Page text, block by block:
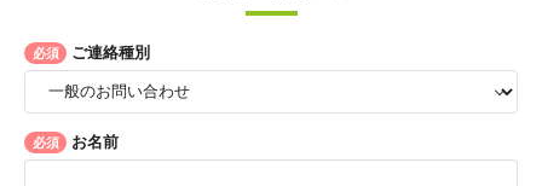
必須 ご連絡種別
必須 お名前